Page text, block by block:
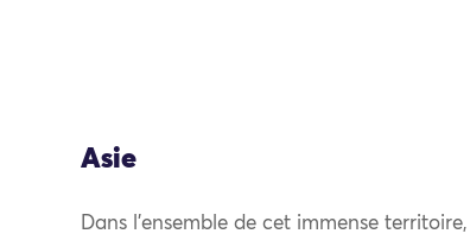
Asie
Dans l’ensemble de cet immense